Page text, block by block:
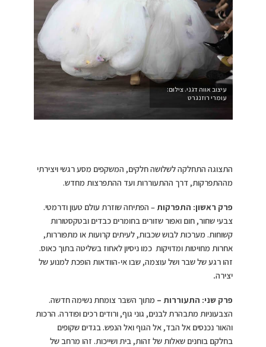
עיצוב אווה דגני. צילום:
עומרי רוזנגרט
התצוגה התחלקה לשלושה חלקים, המשקפים מסע רגשי ויצירתי
מההתפרקות, דרך ההתעוררות ועד ההתפרצות מחדש.
פרק ראשון: התפרקות– הפתיחה שוזרת עולם טעון ודרמטי.
צבעי שחור, חום ואפור שזורים בחומרים כבדים ובטקסטורות
קשוחות. מערכות לבוש שכבות, לעיתים קרועות או מתפוררות,
אחרות מחויטות ומדויקות כמו ניסיון לאחוז בשליטה בתוך כאוס.
זהו רגע של שבר ושל עוצמה, שבו אי-הוודאות הופכת למנוע של
יצירה.
פרק שני: התעוררות – מתוך השבר צומחת נשימה חדשה.
הצבעוניות מתבהרת לבנים, גוני גוף, ורודים רכים ופודרה. הרכות
והאור נכנסים אל הבד, אל הגוף ואל הנפש. בגדים שקופים
בחלקם בוחנים שאלות של זהות, בית ושייכות. זהו מרחב של